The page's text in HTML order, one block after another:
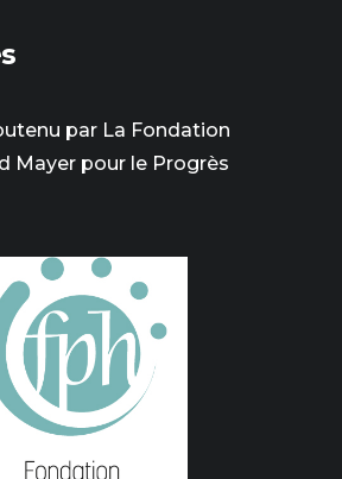
par La Fondation
Mayer pour le Progrès